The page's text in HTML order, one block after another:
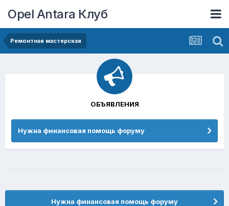
Opel Antara Клуб
Ремонтная мастерская
Нужна финансовая помощь форуму
ОБЪЯВЛЕНИЯ
Нужна финансовая помощь форуму